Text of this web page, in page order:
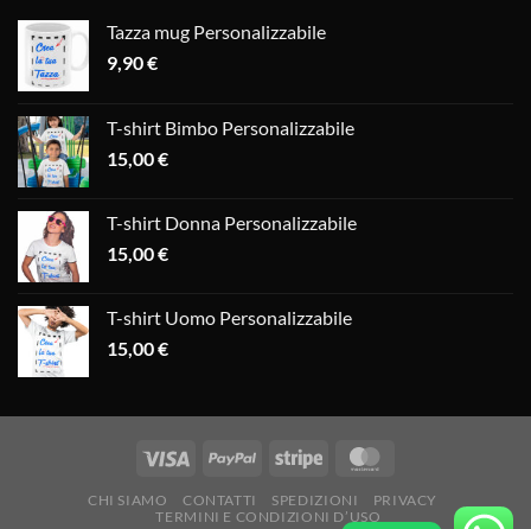
Tazza mug Personalizzabile
9,90€
T-shirt Bimbo Personalizzabile
15,00€
T-shirt Donna Personalizzabile
15,00€
T-shirt Uomo Personalizzabile
15,00€
CHI SIAMO CONTATTI SPEDIZIONI
PRIVACY
TERMINI E CONDIZIONI D’USO